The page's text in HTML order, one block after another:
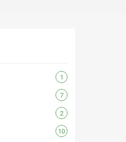
1
7
2
10